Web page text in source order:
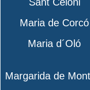
Maria de Corcó
Maria d´Oló
Margarida de